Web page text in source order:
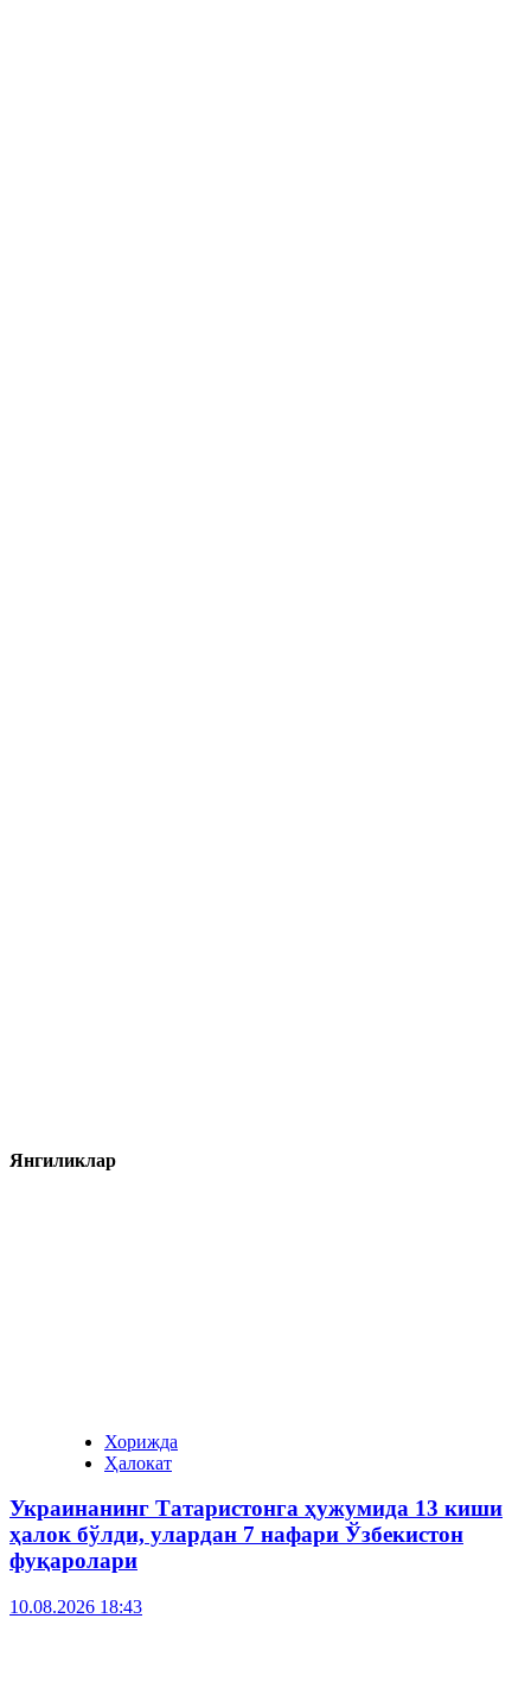
Янгиликлар
Хорижда
Ҳалокат
Украинанинг Татаристонга ҳужумида 13 киши
ҳалок бўлди, улардан 7 нафари Ўзбекистон
фуқаролари
10.08.2026 18:43